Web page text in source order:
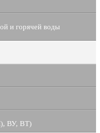
и горячей воды
ВУ, ВТ)